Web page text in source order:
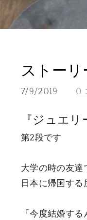
ストー
7/9/2019 0
『ジュエリ
第2段です
大学の時の友達
日本に帰国す
「今度結婚する